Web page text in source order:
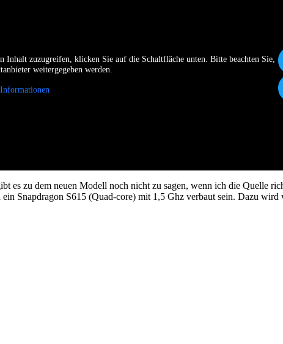
Inhalt zuzugreifen, klicken Sie auf die Schaltfläche unten. Bitte beachten Sie,
weitergegeben werden.
es zu dem neuen Modell noch nicht zu sagen, wenn ich die Quelle
Snapdragon S615 (Quad-core) mit 1,5 Ghz verbaut sein. Dazu